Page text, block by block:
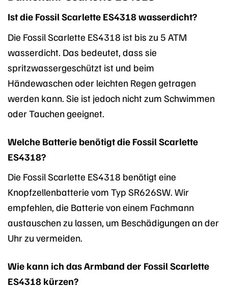
Ist die Fossil Scarlette ES4318 wasserdicht?
Die Fossil Scarlette ES4318 ist bis zu 5 ATM
wasserdicht. Das bedeutet, dass sie
spritzwassergeschützt ist und beim
Händewaschen oder leichten Regen getragen
werden kann. Sie ist jedoch nicht zum Schwimmen
oder Tauchen geeignet.
Welche Batterie benötigt die Fossil Scarlette
ES4318?
Die Fossil Scarlette ES4318 benötigt eine
Knopfzellenbatterie vom Typ SR626SW. Wir
empfehlen, die Batterie von einem Fachmann
austauschen zu lassen, um Beschädigungen an der
Uhr zu vermeiden.
Wie kann ich das Armband der Fossil Scarlette
ES4318 kürzen?